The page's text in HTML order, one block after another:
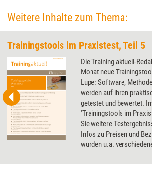
Weitere Inhalte zum Thema:
Trainingstools im Praxistest, Teil 5
Die Training aktuell-
Monat neue
Lupe: Software,
werden auf ihren
getestet und bewertet.
'Trainingstools im
Sie weitere
Infos zu Preisen und
wurden u.a.
Präsentationstool.